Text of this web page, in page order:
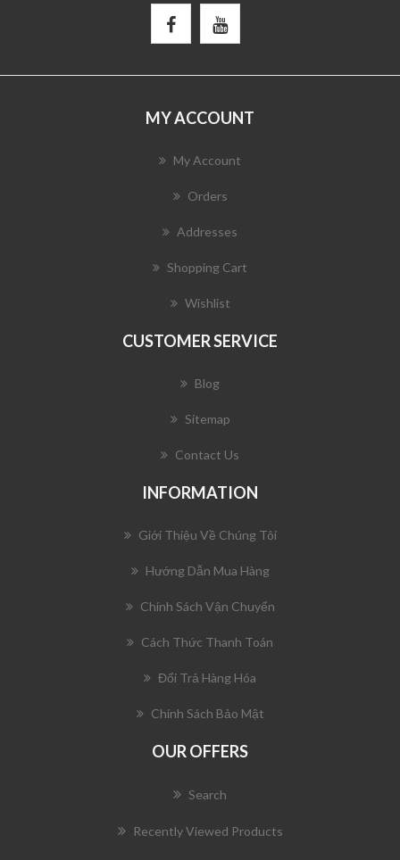
MY ACCOUNT
My Account
Orders
Addresses
Shopping Cart
Wishlist
CUSTOMER SERVICE
Blog
Sitemap
Contact Us
INFORMATION
Giới Thiệu Về Chúng Tôi
Hướng Dẫn Mua Hàng
Chính Sách Vận Chuyển
Cách Thức Thanh Toán
Đổi Trả Hàng Hóa
Chính Sách Bảo Mật
OUR OFFERS
Search
Recently Viewed Products